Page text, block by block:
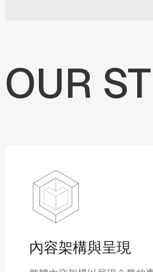
OUR
內容架構與呈現